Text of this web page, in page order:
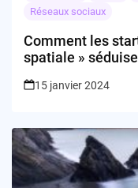
Réseaux sociaux
Comment les
spatiale »
15 janvier 2024